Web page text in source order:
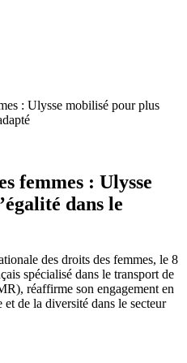
: Ulysse mobilisé pour plus
femmes : Ulysse
dans le
des droits des femmes, le 8
spécialisé dans le transport de
réaffirme son engagement en
de la diversité dans le secteur